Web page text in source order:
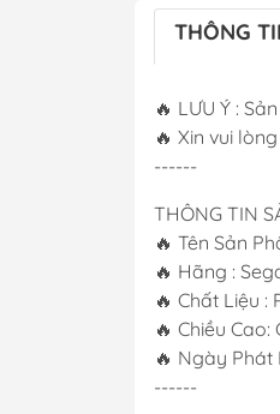
THÔNG
🔥 LƯU Ý :
🔥 Xin vui
------
THÔNG TIN
🔥 Tên Sản
🔥 Hãng :
🔥 Chất Liệu :
🔥 Chiều
🔥 Ngày Phát
------